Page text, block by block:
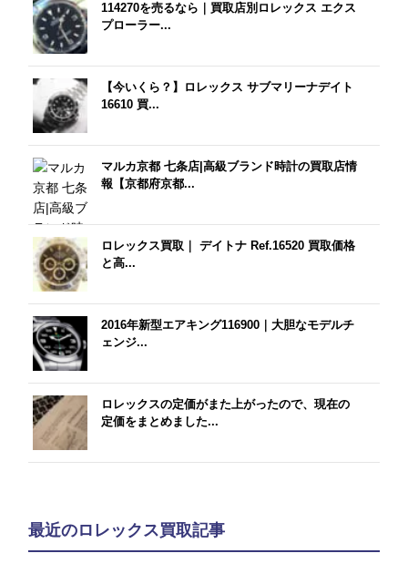
114270を売るなら｜買取店別ロレックス エクス
プローラー...
【今いくら？】ロレックス サブマリーナデイト
16610 買...
マルカ京都 七条店|高級ブランド時計の買取店情
報【京都府京都...
ロレックス買取｜ デイトナ Ref.16520 買取価格
と高...
2016年新型エアキング116900｜大胆なモデルチ
ェンジ...
ロレックスの定価がまた上がったので、現在の
定価をまとめました...
最近のロレックス買取記事